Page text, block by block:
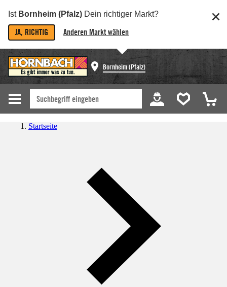
Ist Bornheim (Pfalz) Dein richtiger Markt?
JA, RICHTIG Anderen Markt wählen
Bornheim (Pfalz)
Startseite